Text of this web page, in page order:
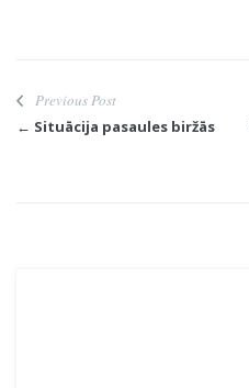
Previous Post
← Situācija pasaules biržās